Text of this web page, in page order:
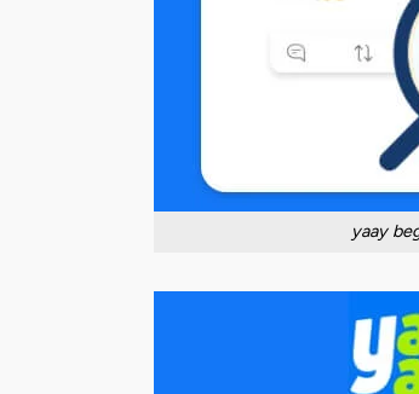
yaay